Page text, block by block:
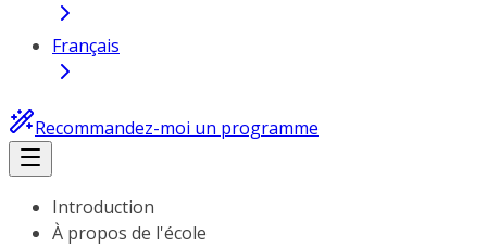
Français
Recommandez-moi un programme
Introduction
À propos de l'école